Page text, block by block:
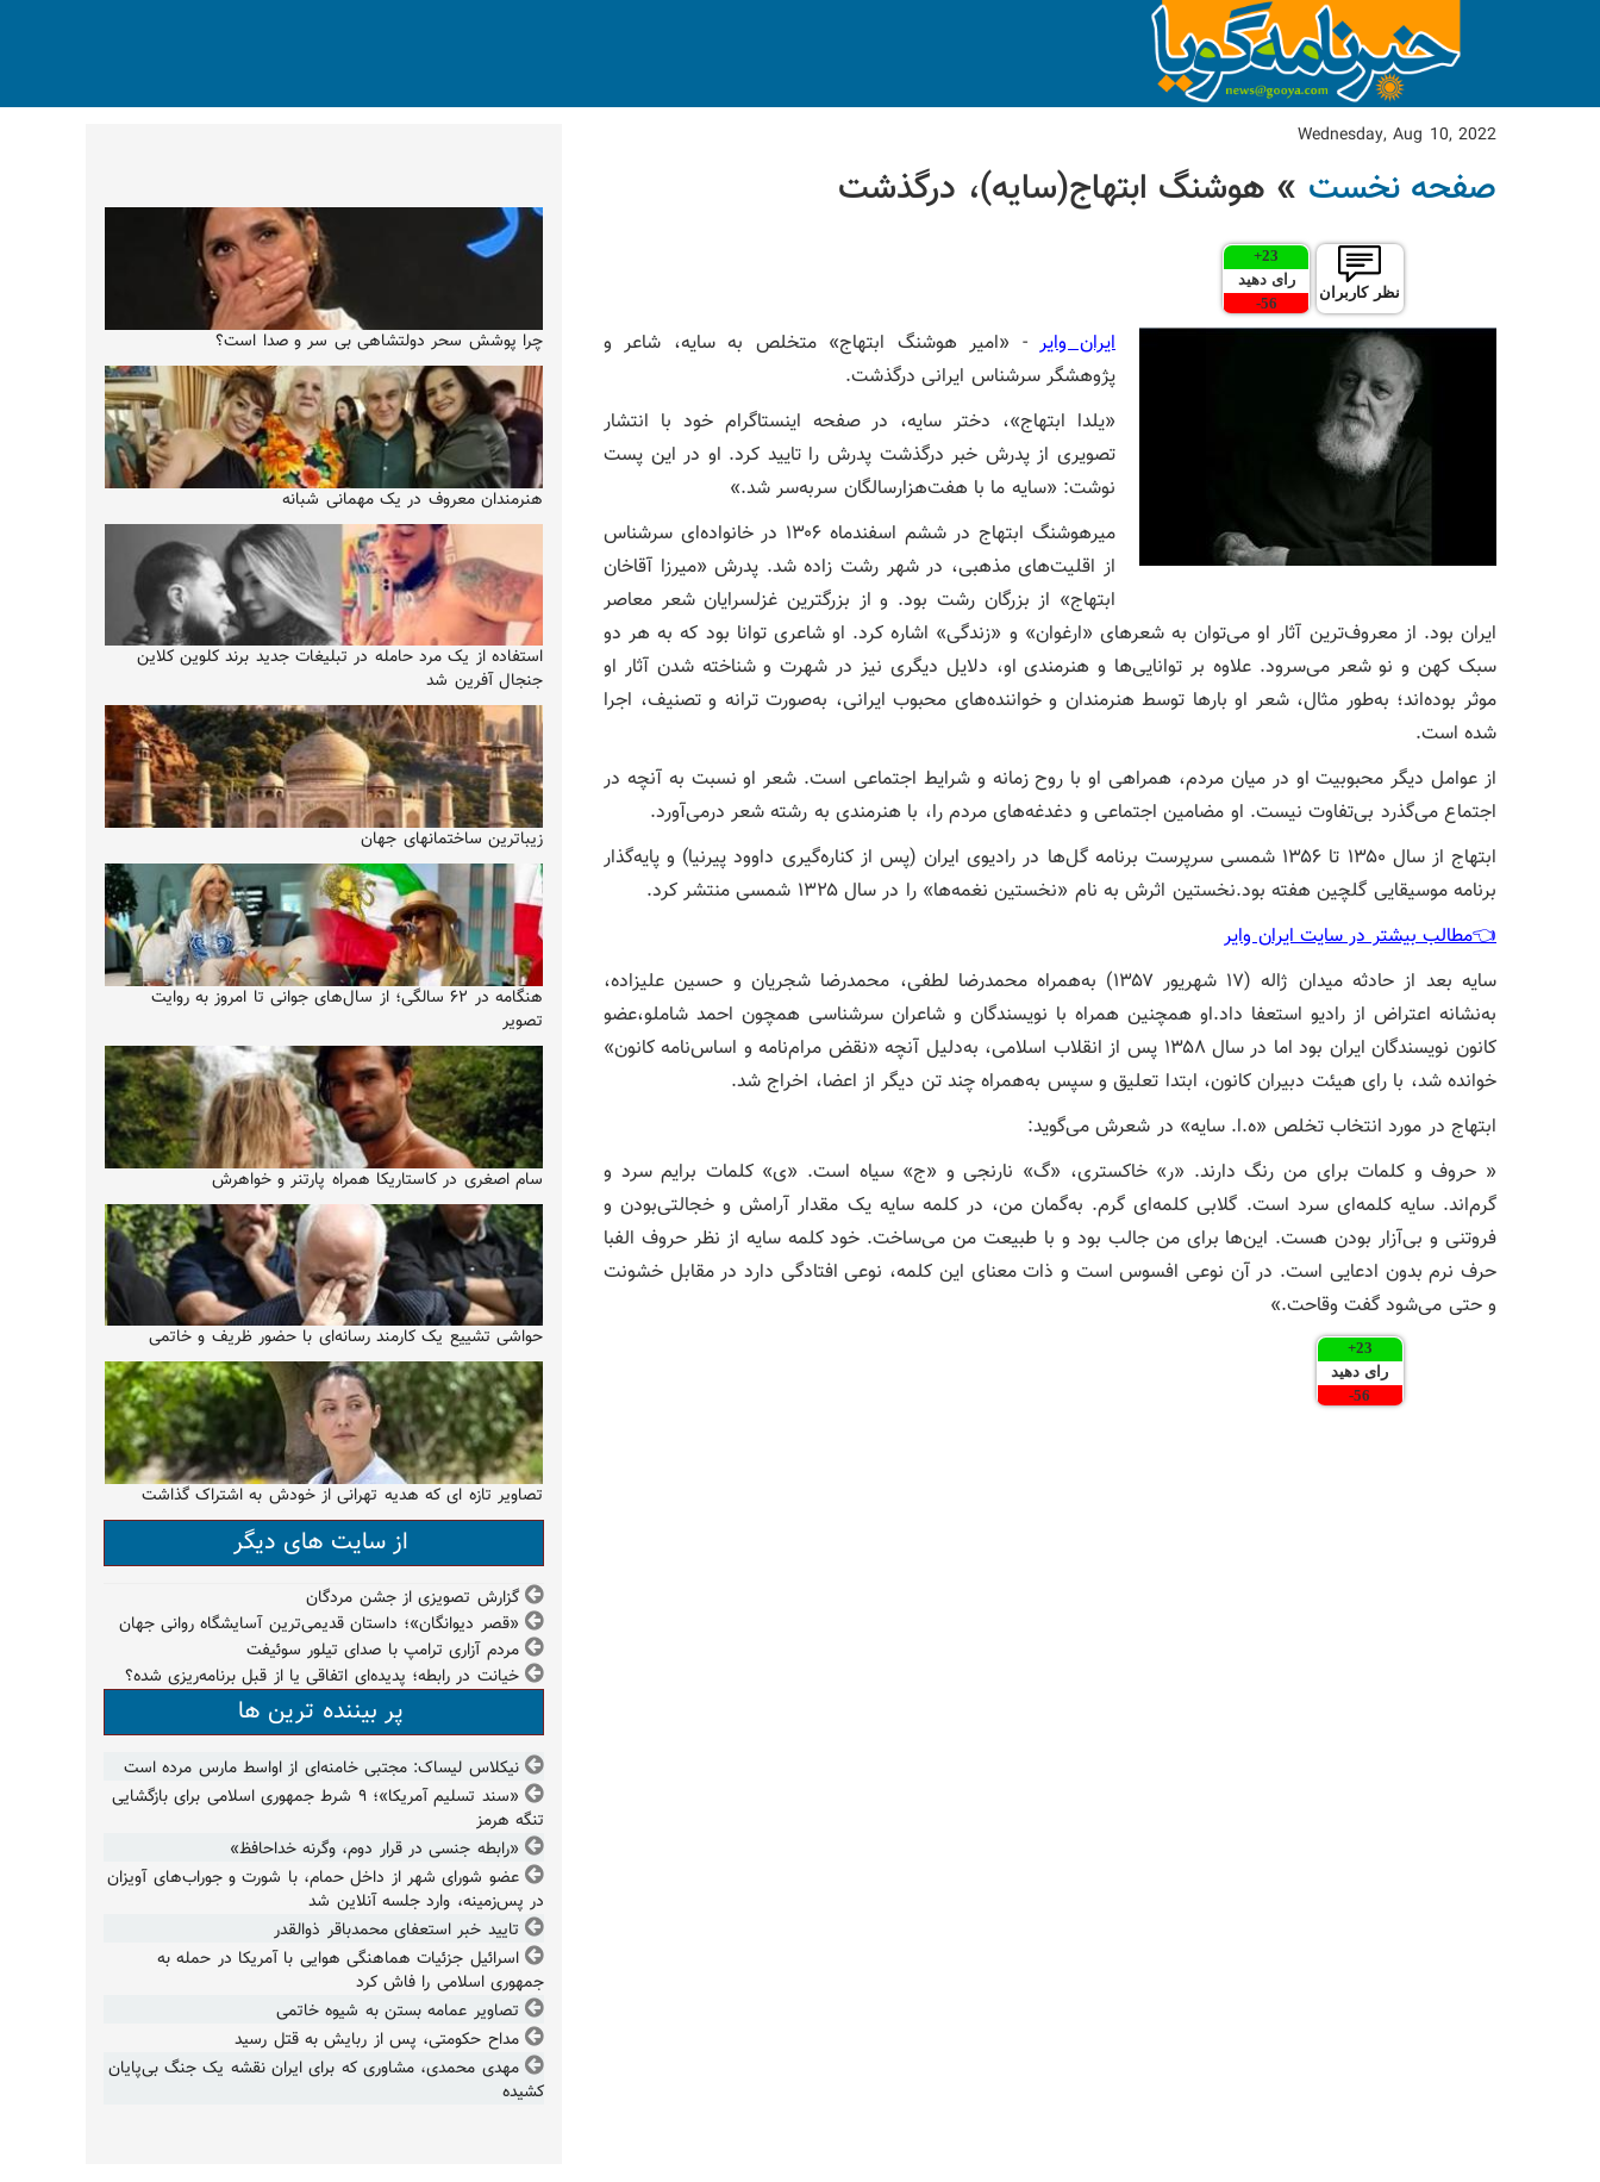
Wednesday, Aug 10, 2022
صفحه نخست » هوشنگ ابتهاج(سایه)، درگذشت
نظر کاربران
23
+
رای دهید
56
-
ایران وایر- «امیر هوشنگ ابتهاج» متخلص به سایه، شاعر و
پژوهشگر سرشناس ایرانی درگذشت.
«یلدا ابتهاج»، دختر سایه، در صفحه اینستاگرام خود با انتشار
تصویری از پدرش خبر درگذشت پدرش را تایید کرد. او در این پست
نوشت: «سایه ما با هفت‌هزارسالگان سربه‌سر شد.»
میرهوشنگ ابتهاج در ششم اسفندماه ۱۳۰۶ در خانواده‌ای سرشناس
از اقلیت‌های مذهبی، در شهر رشت زاده شد. پدرش «میرزا آقاخان
ابتهاج» از بزرگان رشت بود. و از بزرگترین غزلسرایان شعر معاصر
ایران بود. از معروف‌ترین آثار او می‌توان به شعرهای «ارغوان» و «زندگی» اشاره کرد. او شاعری توانا بود که به هر دو
سبک کهن و نو شعر می‌سرود. علاوه بر توانایی‌ها و هنرمندی او، دلایل دیگری نیز در شهرت و شناخته شدن آثار او
موثر بوده‌اند؛ به‌طور مثال، شعر او بارها توسط هنرمندان و خواننده‌های محبوب ایرانی، به‌صورت ترانه و تصنیف، اجرا
شده‌ است.
از عوامل دیگر محبوبیت او در میان مردم، همراهی او با روح زمانه و شرایط اجتماعی است. شعر او نسبت به آنچه در
اجتماع می‌گذرد بی‌تفاوت نیست. او مضامین اجتماعی و دغدغه‌های مردم را، با هنرمندی به رشته شعر درمی‌آورد.
ابتهاج از سال ۱۳۵۰ تا ۱۳۵۶ شمسی سرپرست برنامه گل‌ها در رادیوی ایران (پس از کناره‌گیری داوود پیرنیا) و پایه‌گذار
برنامه موسیقایی گلچین هفته بود.نخستین اثرش به نام «نخستین نغمه‌ها» را در سال ۱۳۲۵ شمسی منتشر کرد.
👈مطالب بیشتر در سایت ایران وایر
سایه بعد از حادثه میدان ژاله (۱۷ شهریور ۱۳۵۷) به‌همراه محمدرضا لطفی، محمدرضا شجریان و حسین علیزاده،
به‌نشانه اعتراض از رادیو استعفا داد.او همچنین همراه با نویسندگان و شاعران سرشناسی همچون احمد شاملو،عضو
کانون نویسندگان ایران بود اما در سال ۱۳۵۸ پس از انقلاب اسلامی، به‌دلیل آنچه «نقض مرام‌نامه و اساس‌نامه کانون»
خوانده شد، با رای هیئت دبیران کانون، ابتدا تعلیق و سپس به‌همراه چند تن دیگر از اعضا، اخراج شد.
ابتهاج در مورد انتخاب تخلص «ه.ا. سایه» در شعرش می‌گوید:
« حروف و کلمات برای من رنگ دارند. «ر» خاکستری، «گ» نارنجی و «ج» سیاه است. «ی» کلمات برایم سرد و
گرم‌اند. سایه کلمه‌ای سرد است. گلابی کلمه‌ای گرم. به‌گمان من، در کلمه سایه یک مقدار آرامش و خجالتی‌بودن و
فروتنی و بی‌آزار بودن هست. این‌ها برای من جالب بود و با طبیعت من می‌ساخت. خود کلمه سایه از نظر حروف الفبا
حرف نرم بدون ‌ادعایی است. در آن نوعی افسوس است و ذات معنای این کلمه، نوعی افتادگی دارد در مقابل خشونت
و حتی می‌شود گفت وقاحت.»
23
+
رای دهید
56
-
چرا پوشش سحر دولتشاهی بی سر و صدا است؟
هنرمندان معروف در یک مهمانی شبانه
استفاده از یک مرد حامله در تبلیغات جدید برند کلوین کلاین
جنجال آفرین شد
زیباترین ساختمانهای جهان
هنگامه در ۶۲ سالگی؛ از سال‌های جوانی تا امروز به روایت
تصویر
سام اصغری در کاستاریکا همراه پارتنر و خواهرش
حواشی تشییع یک کارمند رسانه‌ای با حضور ظریف و خاتمی
تصاویر تازه ای که هدیه تهرانی از خودش به اشتراک گذاشت
از سایت های دیگر
گزارش تصویزی از جشن مردگان
«قصر دیوانگان»؛ داستان قدیمی‌ترین آسایشگاه روانی جهان
مردم آزاری ترامپ با صدای تیلور سوئیفت
خیانت در رابطه؛ پدیده‌ای اتفاقی یا از قبل برنامه‌ریزی شده؟
پر بیننده ترین ها
نیکلاس لیساک: مجتبی خامنه‌ای از اواسط مارس مرده است
«سند تسلیم آمریکا»؛ ۹ شرط جمهوری اسلامی برای بازگشایی
تنگه هرمز
«رابطه جنسی در قرار دوم، وگرنه خداحافظ»
عضو شورای شهر از داخل حمام، با شورت و جوراب‌های آویزان
در پس‌زمینه، وارد جلسه آنلاین شد
تایید خبر استعفای محمدباقر ذوالقدر
اسرائیل جزئیات هماهنگی هوایی با آمریکا در حمله به
جمهوری اسلامی را فاش کرد
تصاویر عمامه بستن به شیوه خاتمی
مداح حکومتی، پس از ربایش به قتل رسید
مهدی محمدی، مشاوری که برای ایران نقشه یک جنگ بی‌پایان
کشیده